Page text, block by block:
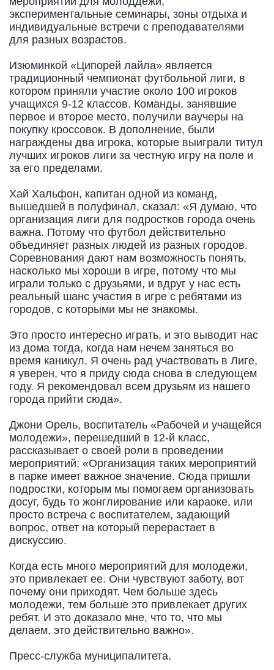
экспериментальные семинары, зоны отдыха и
индивидуальные встречи с преподавателями
для разных возрастов.
Изюминкой «Ципорей лайла» является
традиционный чемпионат футбольной лиги, в
котором приняли участие около 100 игроков
учащихся 9-12 классов. Команды, занявшие
первое и второе место, получили ваучеры на
покупку кроссовок. В дополнение, были
награждены два игрока, которые выиграли титул
лучших игроков лиги за честную игру на поле и
за его пределами.
Хай Хальфон, капитан одной из команд,
вышедшей в полуфинал, сказал: «Я думаю, что
организация лиги для подростков города очень
важна. Потому что футбол действительно
объединяет разных людей из разных городов.
Соревнования дают нам возможность понять,
насколько мы хороши в игре, потому что мы
играли только с друзьями, и вдруг у нас есть
реальный шанс участия в игре с ребятами из
городов, с которыми мы не знакомы.
Это просто интересно играть, и это выводит нас
из дома тогда, когда нам нечем заняться во
время каникул. Я очень рад участвовать в Лиге,
я уверен, что я приду сюда снова в следующем
году. Я рекомендовал всем друзьям из нашего
города прийти сюда».
Джони Орель, воспитатель «Рабочей и учащейся
молодежи», перешедший в 12-й класс,
рассказывает о своей роли в проведении
мероприятий: «Организация таких мероприятий
в парке имеет важное значение. Сюда пришли
подростки, которым мы помогаем организовать
досуг, будь то жонглирование или караоке, или
просто встреча с воспитателем, задающий
вопрос, ответ на который перерастает в
дискуссию.
Когда есть много мероприятий для молодежи,
это привлекает ее. Они чувствуют заботу, вот
почему они приходят. Чем больше здесь
молодежи, тем больше это привлекает других
ребят. И это доказало мне, что то, что мы
делаем, это действительно важно».
Пресс-служба муниципалитета.